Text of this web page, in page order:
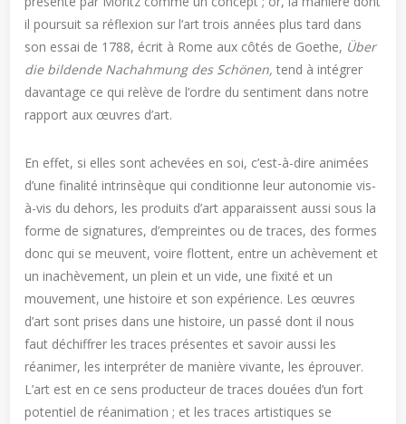
il poursuit sa réflexion sur l’art trois années plus tard dans
son essai de 1788, écrit à Rome aux côtés de Goethe, Über
die bildende Nachahmung des Schönen, tend à intégrer
davantage ce qui relève de l’ordre du sentiment dans notre
rapport aux œuvres d’art.
En effet, si elles sont achevées en soi, c’est-à-dire animées
d’une finalité intrinsèque qui conditionne leur autonomie vis-
à-vis du dehors, les produits d’art apparaissent aussi sous la
forme de signatures, d’empreintes ou de traces, des formes
donc qui se meuvent, voire flottent, entre un achèvement et
un inachèvement, un plein et un vide, une fixité et un
mouvement, une histoire et son expérience. Les œuvres
d’art sont prises dans une histoire, un passé dont il nous
faut déchiffrer les traces présentes et savoir aussi les
réanimer, les interpréter de manière vivante, les éprouver.
L’art est en ce sens producteur de traces douées d’un fort
potentiel de réanimation ; et les traces artistiques se